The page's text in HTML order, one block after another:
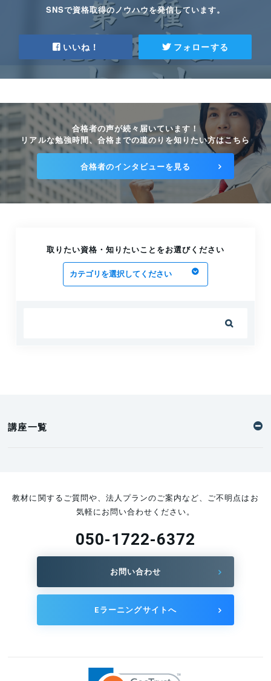
2026.06.23
第一種電気工事士の作業範囲は？第二種との
違いも押さえよう
2026.06.23
第一種電気工事士になるには？合格に必要な
2026.06.23
第一種電気工事士の技能試験に必要な工具
をそろえよう
2026.06.23
第一種電気工事士の受験票が届くのはいつ？
届かない時の対応や注意事項
2025.03.07
ールを紹介！
2025.03.07
第一種電気工事士の必勝方法【暗記】を効
SNSで資格取得のノウハウを発信しています。
いいね！ フォローする
合格者の声が続々届いています！
リアルな勉強時間、合格までの道のりを知りたい方はこちら
合格者のインタビューを見る
取りたい資格・知りたいことをお選びください

講座一覧
教材に関するご質問や、法人プランのご案内など、ご不明点はお
気軽にお問い合わせください。
050-1722-6372
お問い合わせ
Eラーニングサイトへ